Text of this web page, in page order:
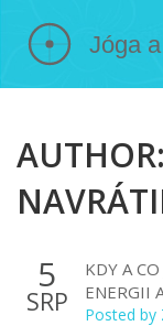
5
SRP
KDY A
ENERGII
Posted by